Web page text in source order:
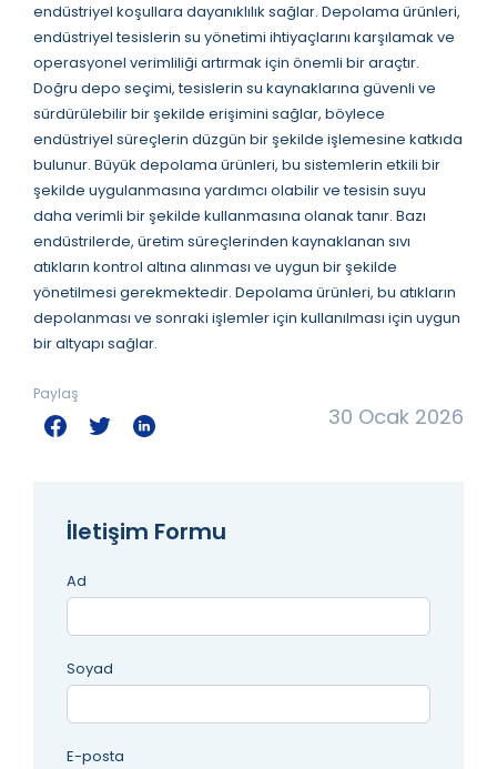
endüstriyel koşullara dayanıklılık sağlar. Depolama ürünleri,
endüstriyel tesislerin su yönetimi ihtiyaçlarını karşılamak ve
operasyonel verimliliği artırmak için önemli bir araçtır.
Doğru depo seçimi, tesislerin su kaynaklarına güvenli ve
sürdürülebilir bir şekilde erişimini sağlar, böylece
endüstriyel süreçlerin düzgün bir şekilde işlemesine katkıda
bulunur. Büyük depolama ürünleri, bu sistemlerin etkili bir
şekilde uygulanmasına yardımcı olabilir ve tesisin suyu
daha verimli bir şekilde kullanmasına olanak tanır. Bazı
endüstrilerde, üretim süreçlerinden kaynaklanan sıvı
atıkların kontrol altına alınması ve uygun bir şekilde
yönetilmesi gerekmektedir. Depolama ürünleri, bu atıkların
depolanması ve sonraki işlemler için kullanılması için uygun
bir altyapı sağlar.
30 Ocak 2026
Paylaş
İletişim Formu
Ad
Soyad
E-posta